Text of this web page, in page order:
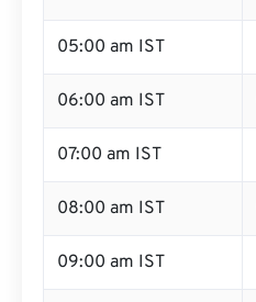
05:00 am IST
06:00 am IST
07:00 am IST
08:00 am IST
09:00 am IST